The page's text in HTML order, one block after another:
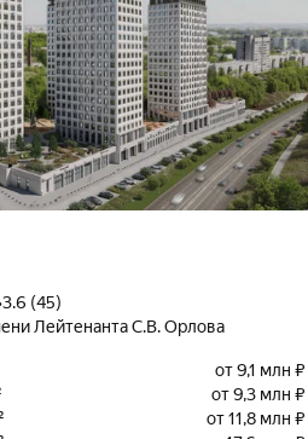
3.6 (45)
Лейтенанта С.В. Орлова
от 9,1 млн ₽
от 9,3 млн ₽
от 11,8 млн ₽